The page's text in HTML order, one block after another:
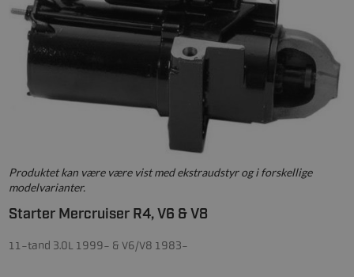
Produktet kan være være vist med ekstraudstyr og i forskellige
modelvarianter.
Starter Mercruiser R4, V6 & V8
11-tand 3.0L 1999- & V6/V8 1983-